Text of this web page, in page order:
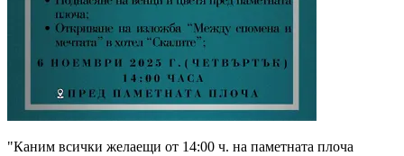
"Каним всички желаещи от 14:00 ч. на паметната плоча